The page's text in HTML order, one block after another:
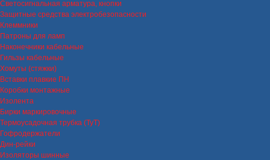
Светосигнальная арматура, кнопки
Защитные средства электробезопасности
Клеммники
Патроны для ламп
Наконечники кабельные
Гильзы кабельные
Хомуты (стяжки)
Вставки плавкие ПН
Коробки монтажные
Изолента
Бирки маркировочные
Термоусадочная трубка (ТуТ)
Гофродержатели
Дин-рейки
Изоляторы шинные